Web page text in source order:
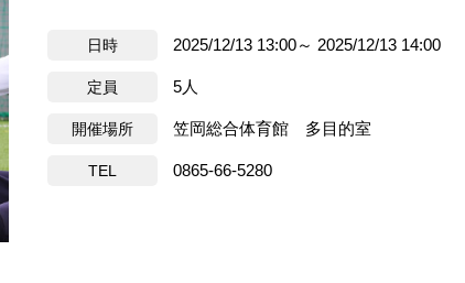
日時 2025/12/13 13:00～ 2025/12/13 14:00
定員 5人
開催場所 笠岡総合体育館 多目的室
TEL 0865-66-5280